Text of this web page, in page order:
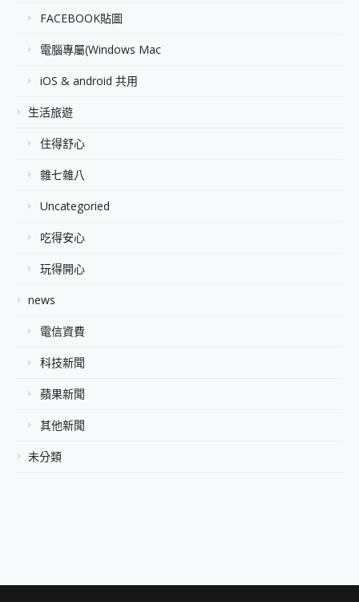
FACEBOOK貼圖
電腦專屬(Windows Mac
iOS & android 共用
生活旅遊
住得舒心
雜七雜八
Uncategoried
吃得安心
玩得開心
news
電信資費
科技新聞
蘋果新聞
其他新聞
未分類